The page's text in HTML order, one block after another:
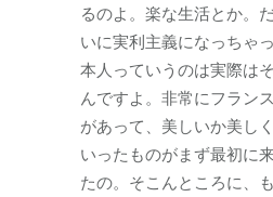
るのよ。楽な生活とか。
いに実利主義になっちゃ
本人っていうのは実際は
んですよ。非常にフラン
があって、美しいか美し
いったものがまず最初に
たの。そこんところに、